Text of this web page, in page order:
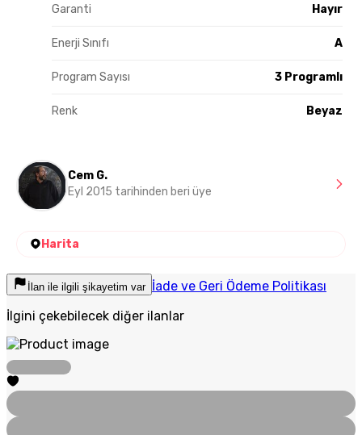
Garanti Hayır
Enerji Sınıfı A
Program Sayısı 3 Programlı
Renk Beyaz
Cem G.
Eyl 2015 tarihinden beri üye
Harita
İlan ile ilgili şikayetim var İade ve Geri Ödeme Politikası
İlgini çekebilecek diğer ilanlar